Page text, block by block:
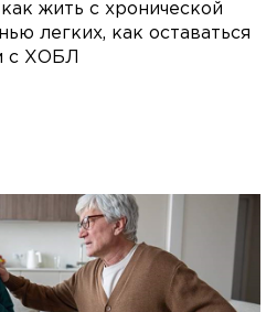
жить с хронической
легких, как оставаться
с ХОБЛ